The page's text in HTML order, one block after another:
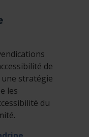
de
stratégie
les
du